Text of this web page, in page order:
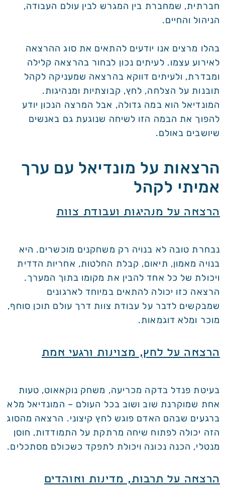
חברתית, שמחברת בין המגרש לבין עולם העבודה,
הניהול והחיים.
בהלו מרצים אנו יודעים להתאים את סוג ההרצאה
לאירוע עצמו. לעיתים נכון לבחור בהרצאה קלילה
ומבדרת, ולעיתים דווקא בהרצאה שמעניקה לקהל
תובנות על הצלחה, לחץ, קבוצתיות ומנהיגות.
המונדיאל הוא במה גדולה, אבל המרצה הנכון יודע
להפוך את הבמה הזו לשיחה שנוגעת גם באנשים
שיושבים באולם.
הרצאות על מונדיאל עם ערך
אמיתי לקהל
הרצאה על מנהיגות ועבודת צוות
נבחרת טובה לא בנויה רק משחקנים מוכשרים. היא
בנויה מאמון, תיאום, קבלת החלטות, אחריות הדדית
ויכולת של כל אחד להבין את מקומו בתוך המערך.
הרצאה כזו יכולה להתאים במיוחד לארגונים
שמבקשים לדבר על עבודת צוות דרך עולם תוכן סוחף,
מוכר ומלא דוגמאות.
הרצאה על לחץ, מצוינות ורגעי אמת
בעיטת פנדל בדקה מכריעה, משחק נוקאאוט, טעות
אחת שמוקרנת שוב ושוב בכל העולם – המונדיאל מלא
ברגעים שבהם האדם פוגש לחץ קיצוני. הרצאה מהסוג
הזה יכולה לפתוח שיחה מרתקת על התמודדות, חוסן
מנטלי, הכנה נכונה ויכולת לתפקד כשכולם מסתכלים.
הרצאה על תרבות, מדינות ואוהדים